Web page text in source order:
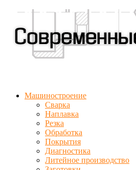
Машиностроение
Сварка
Наплавка
Резка
Обработка
Покрытия
Диагностика
Литейное производство